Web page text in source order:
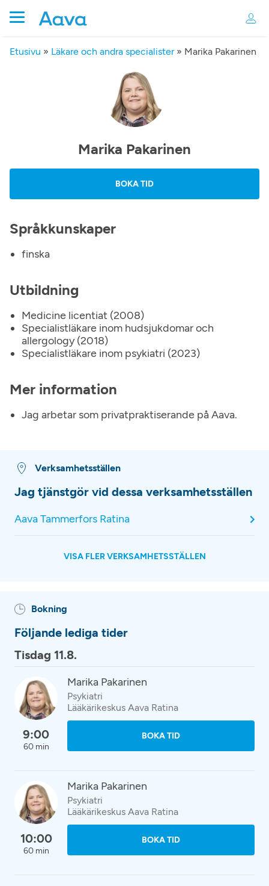
Etusivu » Läkare och andra specialister» Marika Pakarinen
Marika Pakarinen
BOKA TID
Språkkunskaper
finska
Utbildning
Medicine licentiat (2008)
Specialistläkare inom hudsjukdomar och
allergology (2018)
Specialistläkare inom psykiatri (2023)
Mer information
Jag arbetar som privatpraktiserande på Aava.
Verksamhetsställen
Jag tjänstgör vid dessa verksamhetsställen
Aava Tammerfors Ratina
VISA FLER VERKSAMHETSSTÄLLEN
Bokning
Följande lediga tider
Tisdag 11.8.
9:00
60 min
Marika Pakarinen
Psykiatri
Lääkärikeskus Aava Ratina
BOKA TID
10:00
60 min
Marika Pakarinen
Psykiatri
Lääkärikeskus Aava Ratina
BOKA TID